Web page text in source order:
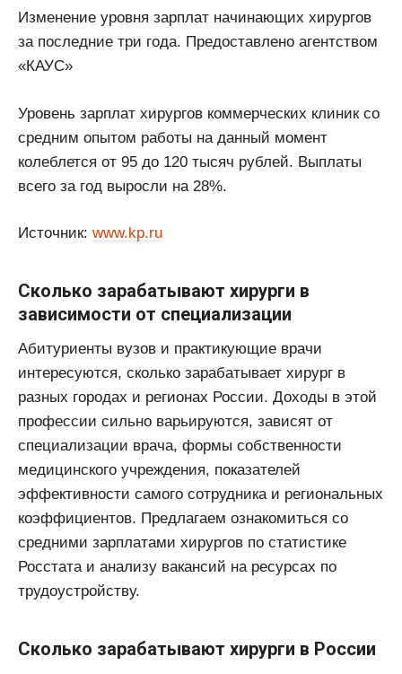
Изменение уровня зарплат начинающих хирургов
за последние три года. Предоставлено агентством
«КАУС»
Уровень зарплат хирургов коммерческих клиник со
средним опытом работы на данный момент
колеблется от 95 до 120 тысяч рублей. Выплаты
всего за год выросли на 28%.
Источник: www.kp.ru
Сколько зарабатывают хирурги в
зависимости от специализации
Абитуриенты вузов и практикующие врачи
интересуются, сколько зарабатывает хирург в
разных городах и регионах России. Доходы в этой
профессии сильно варьируются, зависят от
специализации врача, формы собственности
медицинского учреждения, показателей
эффективности самого сотрудника и региональных
коэффициентов. Предлагаем ознакомиться со
средними зарплатами хирургов по статистике
Росстата и анализу вакансий на ресурсах по
трудоустройству.
Сколько зарабатывают хирурги в России